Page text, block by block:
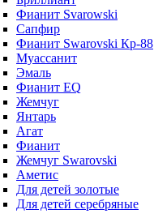
Фианит Svarowski
Сапфир
Фианит Swarovski Кр-88
Муассанит
Эмаль
Фианит EQ
Жемчуг
Янтарь
Агат
Фианит
Жемчуг Swarovski
Аметис
Для детей золотые
Для детей серебряные